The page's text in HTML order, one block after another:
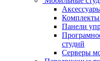
Панели
студий
Серверы